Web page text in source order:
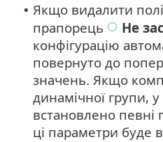
• Якщо видалити
прапорець
Не
конфігурацію
повернуто до
значень. Якщо
динамічної групи, у
встановлено певні
ці параметри буде